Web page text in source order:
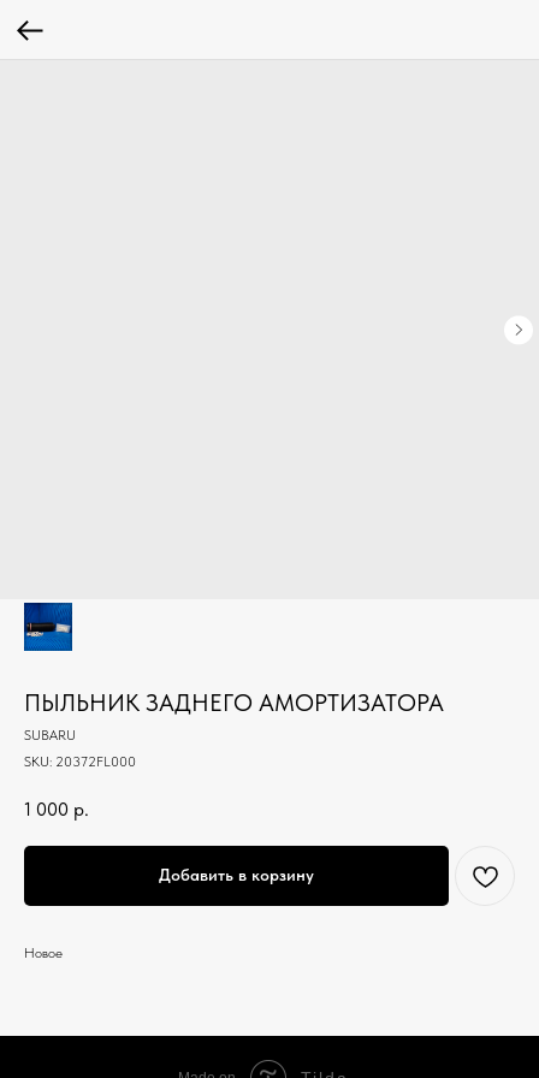
ПЫЛЬНИК ЗАДНЕГО АМОРТИЗАТОРА
SUBARU
SKU: 20372FL000
1 000 р.
Добавить в корзину
Новое